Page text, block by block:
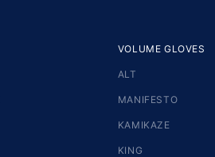
VOLUME GLOVES
ALT
MANIFESTO
KAMIKAZE
KING